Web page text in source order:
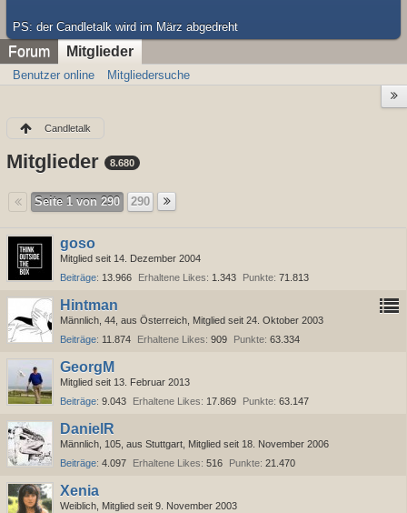
​PS: der Candletalk wird im März abgedreht
Forum Mitglieder
Benutzer online Mitgliedersuche
Candletalk
Mitglieder 8.680
Seite 1 von 290 290
goso
Mitglied seit 14. Dezember 2004
Beiträge 13.966 Erhaltene Likes 1.343 Punkte 71.813
Hintman
Männlich 44 aus Österreich Mitglied seit 24. Oktober 2003
Beiträge 11.874 Erhaltene Likes 909 Punkte 63.334
GeorgM
Mitglied seit 13. Februar 2013
Beiträge 9.043 Erhaltene Likes 17.869 Punkte 63.147
DanielR
Männlich 105 aus Stuttgart Mitglied seit 18. November 2006
Beiträge 4.097 Erhaltene Likes 516 Punkte 21.470
Xenia
Weiblich Mitglied seit 9. November 2003